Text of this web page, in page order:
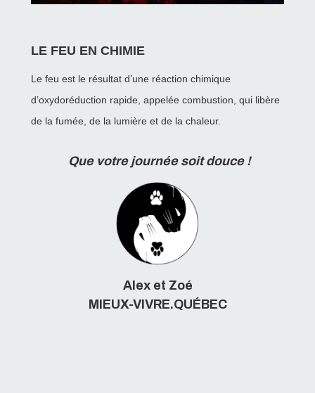
LE FEU EN CHIMIE
Le feu est le résultat d’une réaction chimique
d’oxydoréduction rapide, appelée combustion, qui libère
de la fumée, de la lumière et de la chaleur.
Que votre journée soit douce !
Alex et Zoé
MIEUX-VIVRE.QUÉBEC